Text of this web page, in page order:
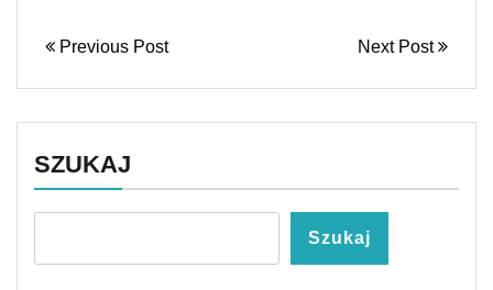
Previous Post Next Post
SZUKAJ
Szukaj